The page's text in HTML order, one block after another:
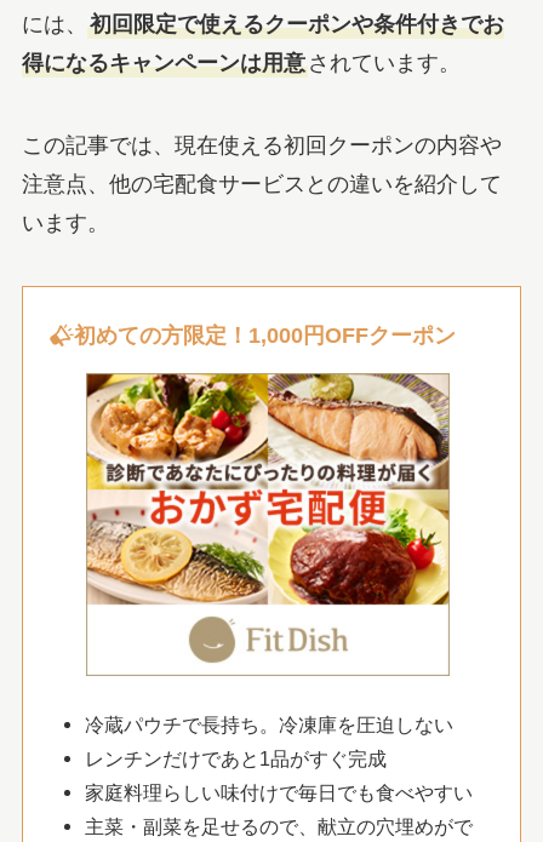
には、 初回限定で使えるクーポンや条件付きでお
得になるキャンペーンは用意されています。
この記事では、現在使える初回クーポンの内容や
注意点、他の宅配食サービスとの違いを紹介して
います。
初めての方限定！1,000円OFFクーポン
冷蔵パウチで長持ち。冷凍庫を圧迫しない
レンチンだけであと1品がすぐ完成
家庭料理らしい味付けで毎日でも食べやすい
主菜・副菜を足せるので、献立の穴埋めがで